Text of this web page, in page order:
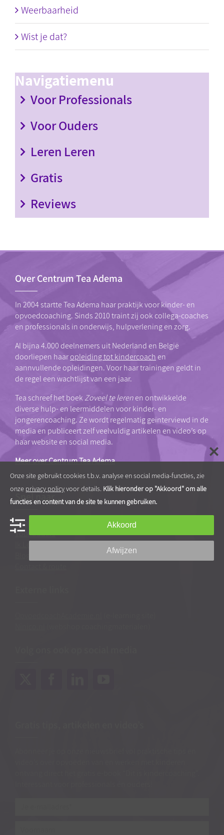
Weerbaarheid
Wist je dat?
Navigatiemenu
Voor Professionals
Voor Ouders
Leren Leren
Gratis
Reviews
Over Centrum Tea Adema
In 2004 startte Tea Adema haar praktijk voor kinder- en
opvoedcoaching. Sinds 2010 traint zij ook collega-coaches
en professionals in onderwijs, hulpverlening en zorg.
Al bijna 4.000 deelnemers uit Nederland en België
doorliepen haaropleiding tot kindercoachen
aannvullende opleidingen. Voor haar trainingen geldt in
de regel een wachtlijst van een jaar.
Tea schreef het boek Zoveel te lerenen ontwikkelde
diverse hulp- en leermiddelen voor kinder- en
jongerencoaching. Ze wordt regelmatig geïnterviewd in de
media en publiceert zelf veelvuldig artikelen en video’s op
haar website en social media.
Meer over Centrum Tea Adema
Snel naar…
Voor professionals
Voor ouders
Ik Leer Leren®
Onze site gebruikt cookies t.b.v. analyse en social media-functies, zie
onze privacy policyvoor details. Klik hieronder op "Akkoord" om alle
functies en content van de site te kunnen gebruiken.
Akkoord
Afwijzen